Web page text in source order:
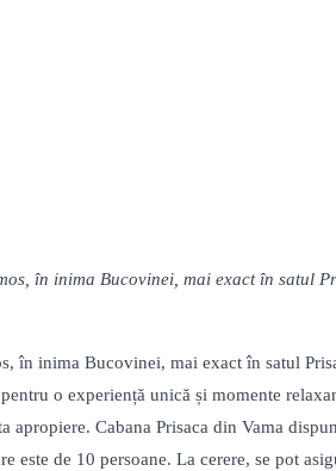
în inima Bucovinei, mai exact în satul
în inima Bucovinei, mai exact în satul
o experiență unică și momente
Cabana Prisaca din Vama
este de 10 persoane. La cerere, se pot